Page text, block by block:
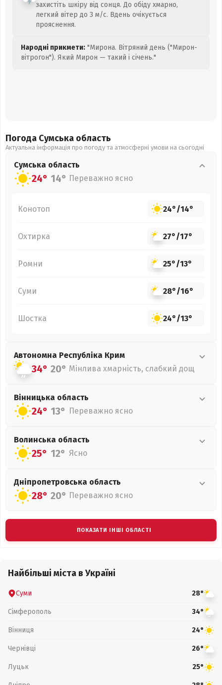
захистіть шкіру від сонця. До обіду хмарно,
легкий вітер до 3 м/с. Вдень очікується
прояснення.
Народні прикмети: "Мирона. Вітряний день ("Мирон-
вітрогон"). Який Мирон — такий і січень."
Погода Сумська область
Актуальна інформація про погоду та атмосферні умови на сьогодні
Сумська область
24° 14° Переважно ясно
Конотоп 24°/14°
Охтирка 27°/17°
Ромни 25°/13°
Суми 28°/16°
Шостка 24°/13°
Автономна Республіка Крим
34° 20° Мінлива хмарність, слабкий дощ
Вінницька область
24° 13° Переважно ясно
Волинська область
25° 12° Ясно
Дніпропетровська область
28° 20° Переважно ясно
ПОКАЗАТИ ІНШІ ОБЛАСТІ
Найбільші міста в Україні
Суми 28°
Сімферополь 34°
Вінниця 24°
Чернівці 26°
Луцьк 25°